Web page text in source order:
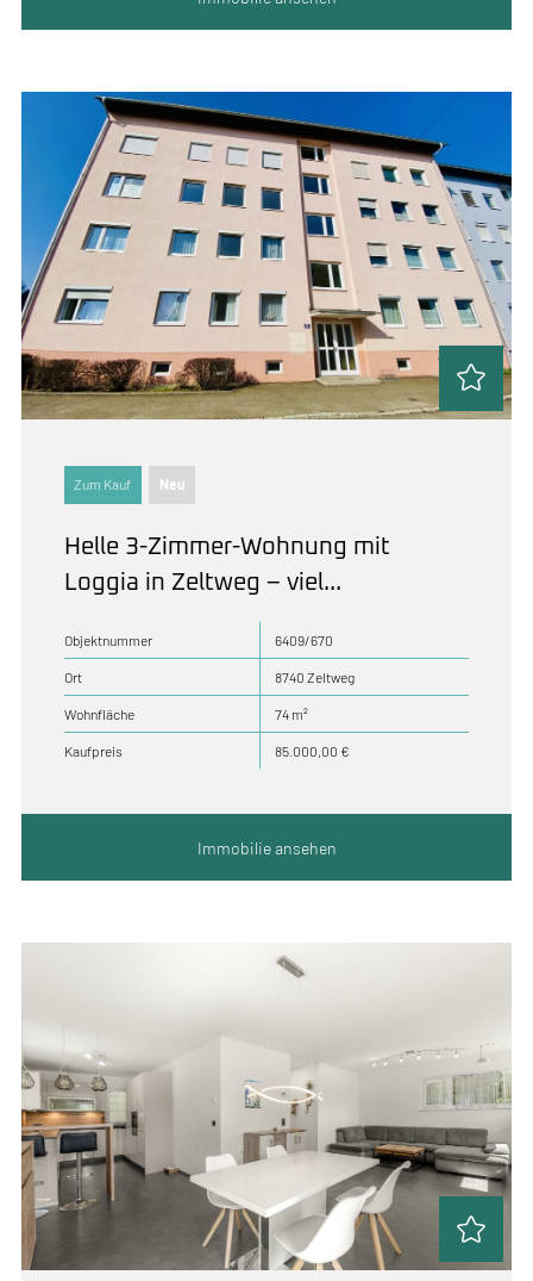
Zum Kauf Neu
Helle 3-Zimmer-Wohnung mit
Loggia in Zeltweg – viel...
Objektnummer 6409/670
Ort 8740 Zeltweg
Wohnfläche 74 m²
Kaufpreis 85.000,00 €
Immobilie ansehen